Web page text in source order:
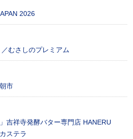
2026
むさしのプレミアム
市
吉祥寺発酵バター専門店 HANERU
ステラ